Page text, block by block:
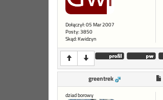
Dołączył: 05 Mar 2007
Posty: 3850
Skąd: Kwidzyn
greentrek
dziad borowy